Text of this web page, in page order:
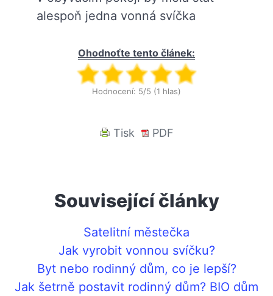
alespoň jedna vonná svíčka
Ohodnoťte tento článek:
Hodnocení: 5/5 (1 hlas)
Tisk PDF
Související články
Satelitní městečka
Jak vyrobit vonnou svíčku?
Byt nebo rodinný dům, co je lepší?
Jak šetrně postavit rodinný dům? BIO dům